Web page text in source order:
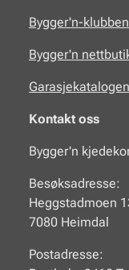
Bygger'n-klubben
Bygger'n
Garasjekatalogen
Kontakt oss
Bygger'n
Besøksadresse:
Heggstadmoen
7080 Heimdal
Postadresse: